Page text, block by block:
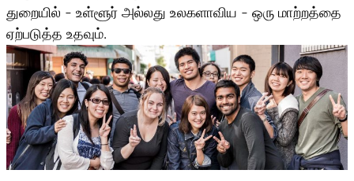
துறையில் - உள்ளூர் அல்லது உலகளாவிய - ஒரு மாற்றத்தை
ஏற்படுத்த உதவும்.